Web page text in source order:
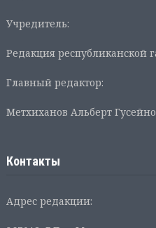
Учредитель:
Редакция республиканской
Главный редактор:
Метхиханов Альберт
Контакты
Адрес редакции: